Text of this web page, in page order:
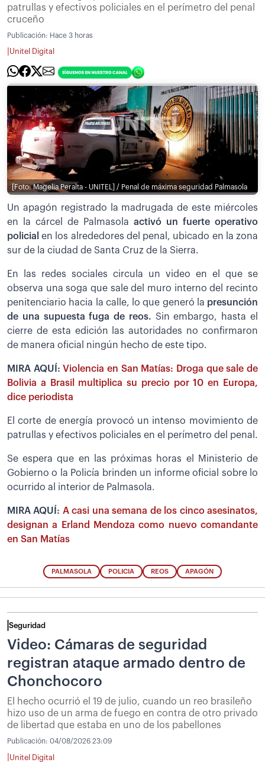
patrullas y efectivos policiales en el perímetro del penal
cruceño
Publicación: Hace 3 horas
Unitel Digital
[Foto: Magelia Peralta - UNITEL] / Penal de máxima seguridad Palmasola
Un apagón registrado la madrugada de este miércoles
en la cárcel de Palmasola activó un fuerte operativo
policialen los alrededores del penal, ubicado en la zona
sur de la ciudad de Santa Cruz de la Sierra.
En las redes sociales circula un video en el que se
observa una soga que sale del muro interno del recinto
penitenciario hacia la calle, lo que generó la presunción
de una supuesta fuga de reos. Sin embargo, hasta el
cierre de esta edición las autoridades no confirmaron
de manera oficial ningún hecho de este tipo.
MIRA AQUÍ:Violencia en San Matías: Droga que sale de
Bolivia a Brasil multiplica su precio por 10 en Europa,
dice periodista
El corte de energía provocó un intenso movimiento de
patrullas y efectivos policiales en el perímetro del penal.
Se espera que en las próximas horas el Ministerio de
Gobierno o la Policía brinden un informe oficial sobre lo
ocurrido al interior de Palmasola.
MIRA AQUÍ: A casi una semana de los cinco asesinatos,
designan a Erland Mendoza como nuevo comandante
en San Matías
PALMASOLA POLICIA REOS APAGÓN
Seguridad
Video: Cámaras de seguridad
registran ataque armado dentro de
Chonchocoro
El hecho ocurrió el 19 de julio, cuando un reo brasileño
hizo uso de un arma de fuego en contra de otro privado
de libertad que estaba en uno de los pabellones
Publicación: 04/08/2026 23:09
Unitel Digital